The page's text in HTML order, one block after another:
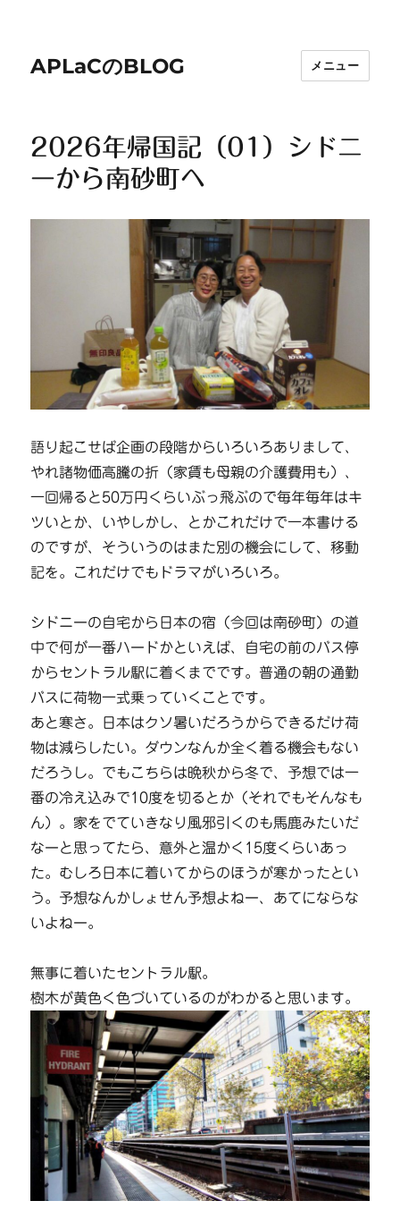
APLaCのBLOG メニュー
2026年帰国記（01）シドニ
ーから南砂町へ
語り起こせば企画の段階からいろいろありまして、
やれ諸物価高騰の折（家賃も母親の介護費用も）、
一回帰ると50万円くらいぶっ飛ぶので毎年毎年はキ
ツいとか、いやしかし、とかこれだけで一本書ける
のですが、そういうのはまた別の機会にして、移動
記を。これだけでもドラマがいろいろ。
シドニーの自宅から日本の宿（今回は南砂町）の道
中で何が一番ハードかといえば、自宅の前のバス停
からセントラル駅に着くまでです。普通の朝の通勤
バスに荷物一式乗っていくことです。
あと寒さ。日本はクソ暑いだろうからできるだけ荷
物は減らしたい。ダウンなんか全く着る機会もない
だろうし。でもこちらは晩秋から冬で、予想では一
番の冷え込みで10度を切るとか（それでもそんなも
ん）。家をでていきなり風邪引くのも馬鹿みたいだ
なーと思ってたら、意外と温かく15度くらいあっ
た。むしろ日本に着いてからのほうが寒かったとい
う。予想なんかしょせん予想よねー、あてにならな
いよねー。
無事に着いたセントラル駅。
樹木が黄色く色づいているのがわかると思います。